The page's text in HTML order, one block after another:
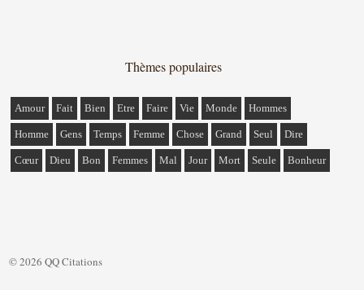
Thèmes populaires
Amour Fait Bien Etre Faire Vie Monde Hommes
Homme Gens Temps Femme Chose Grand Seul Dire
Cœur Dieu Bon Femmes Mal Jour Mort Seule Bonheur
© 2026 QQ Citations